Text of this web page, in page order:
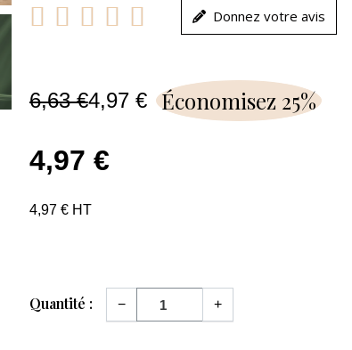
     Donnez votre avis
6,63 €4,97 € Économisez 25%
4,97 €
4,97 € HT
Quantité : − +